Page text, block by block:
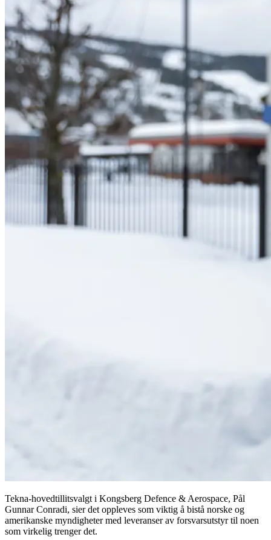
Tekna-hovedtillitsvalgt i Kongsberg Defence & Aerospace, Pål
Gunnar Conradi, sier det oppleves som viktig å bistå norske og
amerikanske myndigheter med leveranser av forsvarsutstyr til noen
som virkelig trenger det.